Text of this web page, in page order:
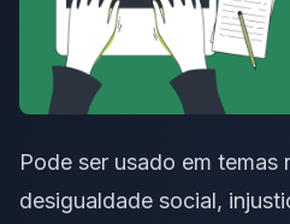
Pode ser usado em temas
desigualdade social,